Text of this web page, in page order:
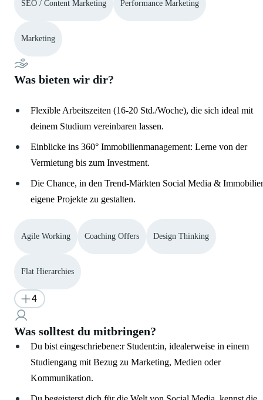
SEO / Content Marketing Performance Marketing
Marketing
Was bieten wir dir?
Flexible Arbeitszeiten (16-20 Std./Woche), die sich ideal mit
deinem Studium vereinbaren lassen.
Einblicke ins 360° Immobilienmanagement: Lerne von der
Vermietung bis zum Investment.
Die Chance, in den Trend-Märkten Social Media &
eigene Projekte zu gestalten.
Agile Working Coaching Offers Design Thinking
Flat Hierarchies
4
Was solltest du mitbringen?
Du bist eingeschriebene:r Student:in, idealerweise in einem
Studiengang mit Bezug zu Marketing, Medien oder
Kommunikation.